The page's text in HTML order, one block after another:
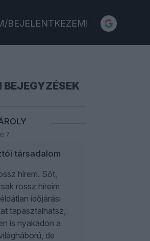
BEJELENTKEZEM!
BEJEGYZÉSEK
7.
társadalom
hírem. Sőt,
rossz híreim
időjárási
tapasztalhatsz,
is nyakadon a
de